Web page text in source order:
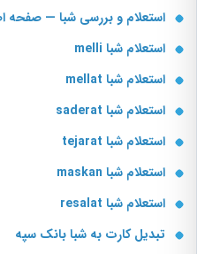
استعلام و بررسی شبا — صفحه اصلی
استعلام شبا melli
استعلام شبا mellat
استعلام شبا saderat
استعلام شبا tejarat
استعلام شبا maskan
استعلام شبا resalat
تبدیل کارت به شبا بانک سپه